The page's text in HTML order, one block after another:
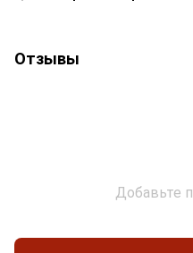
Отзывы
Добавьте